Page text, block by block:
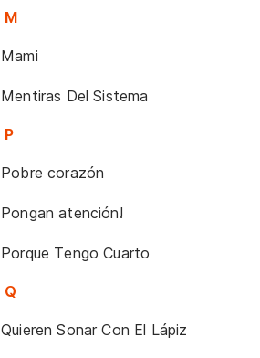
M
Mami
Mentiras Del Sistema
P
Pobre corazón
Pongan atención!
Porque Tengo Cuarto
Q
Quieren Sonar Con El Lápiz